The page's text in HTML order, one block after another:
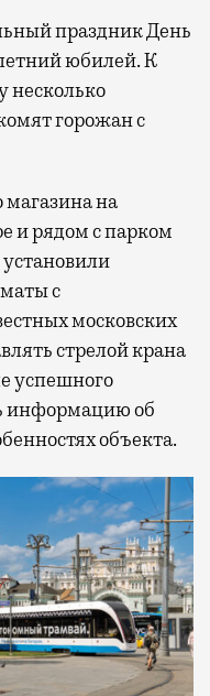
юбилей. К
несколько
горожан с
магазина на
и рядом с парком
с
московских
стрелой крана
успешного
информацию об
объекта.